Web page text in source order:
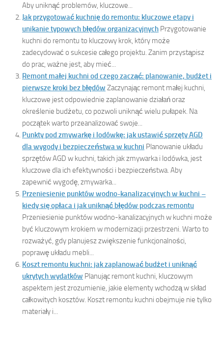
Aby uniknąć problemów, kluczowe...
Jak przygotować kuchnię do remontu: kluczowe etapy i
unikanie typowych błędów organizacyjnych Przygotowanie
kuchni do remontu to kluczowy krok, który może
zadecydować o sukcesie całego projektu. Zanim przystąpisz
do prac, ważne jest, aby mieć...
Remont małej kuchni od czego zacząć: planowanie, budżet i
pierwsze kroki bez błędów Zaczynając remont małej kuchni,
kluczowe jest odpowiednie zaplanowanie działań oraz
określenie budżetu, co pozwoli uniknąć wielu pułapek. Na
początek warto przeanalizować swoje...
Punkty pod zmywarkę i lodówkę: jak ustawić sprzęty AGD
dla wygody i bezpieczeństwa w kuchni Planowanie układu
sprzętów AGD w kuchni, takich jak zmywarka i lodówka, jest
kluczowe dla ich efektywności i bezpieczeństwa. Aby
zapewnić wygodę, zmywarka...
Przeniesienie punktów wodno-kanalizacyjnych w kuchni –
kiedy się opłaca i jak uniknąć błędów podczas remontu
Przeniesienie punktów wodno-kanalizacyjnych w kuchni może
być kluczowym krokiem w modernizacji przestrzeni. Warto to
rozważyć, gdy planujesz zwiększenie funkcjonalności,
poprawę układu mebli...
Koszt remontu kuchni: jak zaplanować budżet i uniknąć
ukrytych wydatków Planując remont kuchni, kluczowym
aspektem jest zrozumienie, jakie elementy wchodzą w skład
całkowitych kosztów. Koszt remontu kuchni obejmuje nie tylko
materiały i...